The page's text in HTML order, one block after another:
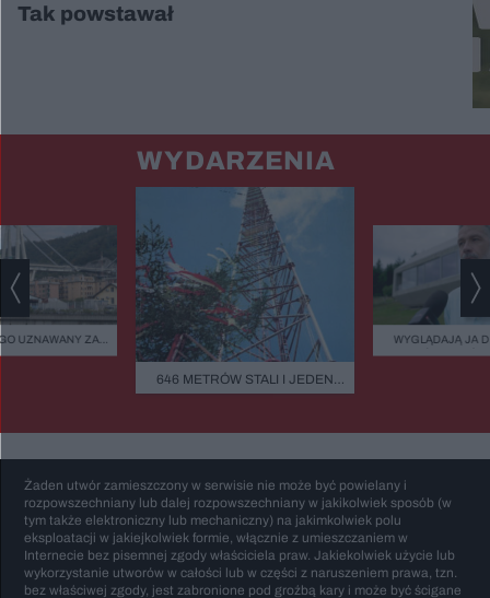
Tak powstawał
WYDARZENIA
UZNAWANY ZA
MOST
646 METRÓW STALI I JEDEN
BŁĄD - "POWALIŁA GO LUDZKA
WYGLĄDAJĄ JA
ZIELEŃ, KAMIEŃ.
Żaden utwór zamieszczony w serwisie nie może być powielany i
rozpowszechniany lub dalej rozpowszechniany w jakikolwiek sposób (w
tym także elektroniczny lub mechaniczny) na jakimkolwiek polu
eksploatacji w jakiejkolwiek formie, włącznie z umieszczaniem w
Internecie bez pisemnej zgody właściciela praw. Jakiekolwiek użycie lub
wykorzystanie utworów w całości lub w części z naruszeniem prawa, tzn.
bez właściwej zgody, jest zabronione pod groźbą kary i może być ścigane